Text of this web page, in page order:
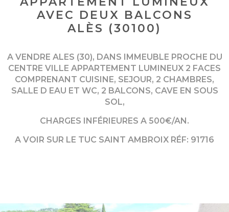
AVEC DEUX BALCONS
ALÈS (30100)
A VENDRE ALES (30), DANS IMMEUBLE PROCHE DU
CENTRE VILLE APPARTEMENT LUMINEUX 2 FACES
COMPRENANT CUISINE, SEJOUR, 2 CHAMBRES,
SALLE D EAU ET WC, 2 BALCONS, CAVE EN SOUS
SOL,
CHARGES INFÉRIEURES A 500€/AN.
A VOIR SUR LE TUC SAINT AMBROIX RÉF: 91716